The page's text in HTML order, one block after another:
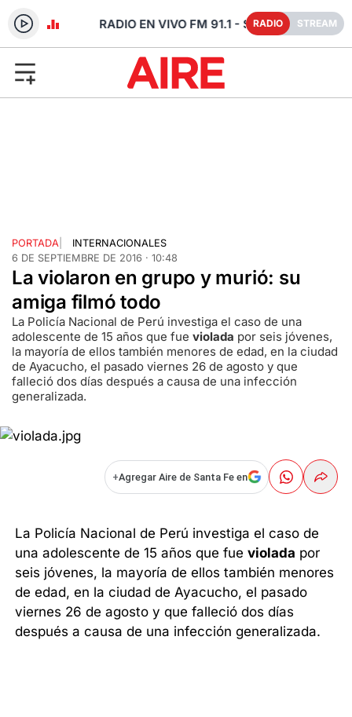
FE RADIO STREAM
PORTADA
INTERNACIONALES
6 DE SEPTIEMBRE DE 2016 · 10:48
La violaron en grupo y murió: su
amiga filmó todo
La Policía Nacional de Perú investiga el caso de una
adolescente de 15 años que fue violada por seis jóvenes,
la mayoría de ellos también menores de edad, en la ciudad
de Ayacucho, el pasado viernes 26 de agosto y que
falleció dos días después a causa de una infección
generalizada.
+Agregar Aire de Santa Fe en
La Policía Nacional de Perú investiga el caso de
una adolescente de 15 años que fueviolada por
seis jóvenes, la mayoría de ellos también menores
de edad, en la ciudad de Ayacucho, el pasado
viernes 26 de agosto y que falleció dos días
después a causa de una infección generalizada.